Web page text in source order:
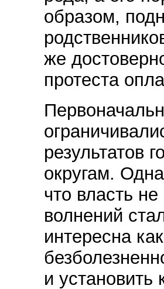
образом,
же
протеста
результатов
округам.
что власть
волнений
интересна
и